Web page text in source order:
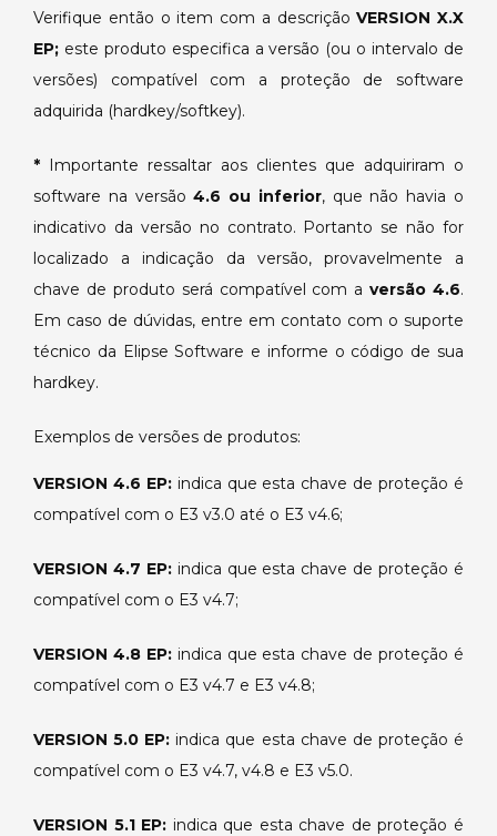
Verifique então o item com a descriçãoVERSION X.X
EP; este produto especifica a versão (ou o intervalo de
versões) compatível com a proteção de software
adquirida (hardkey/softkey).
* Importante ressaltar aos clientes que adquiriram o
software na versão4.6 ou inferior, que não havia o
indicativo da versão no contrato. Portanto se não for
localizado a indicação da versão, provavelmente a
chave de produto será compatível com aversão 4.6.
Em caso de dúvidas, entre em contato com o suporte
técnico da Elipse Software e informe o código de sua
hardkey.
Exemplos de versões de produtos:
VERSION 4.6 EP:indica que esta chave de proteção é
compatível com o E3 v3.0 até o E3 v4.6;
VERSION 4.7 EP:indica que esta chave de proteção é
compatível com o E3 v4.7;
VERSION 4.8 EP:indica que esta chave de proteção é
compatível com o E3 v4.7 e E3 v4.8;
VERSION 5.0 EP: indica que esta chave de proteção é
compatível com o E3 v4.7, v4.8 e E3 v5.0.
VERSION 5.1 EP: indica que esta chave de proteção é